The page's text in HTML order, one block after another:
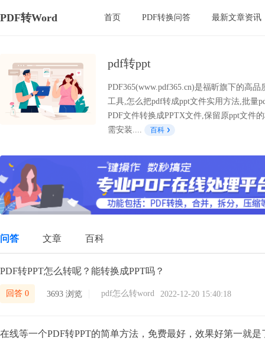
PDF转Word 首页 PDF转换问答 最新文章资讯
pdf转ppt
PDF365(www.pdf365.cn)是福昕旗下的高
工具,怎么把pdf转成ppt文件实用方法,批量
PDF文件转换成PPTX文件,保留原ppt文件
需安装....
百科
问答 文章 百科
PDF转PPT怎么转呢？能转换成PPT吗？
回答 0 3693 浏览 pdf怎么转word 2022-12-20 15:40:18
在线等一个PDF转PPT的简单方法，免费最好，效果好第一就是